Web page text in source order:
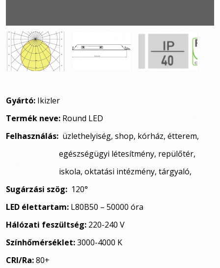
Gyártó: Ikizler
Termék neve: Round LED
Felhasználás: üzlethelyiség, shop, kórház, étterem,
egészségügyi létesítmény, repülőtér,
iskola, oktatási intézmény, tárgyaló,
Sugárzási szög: 120°
LED élettartam: L80B50 – 50000 óra
Hálózati feszültség: 220-240 V
Színhőmérséklet:3000-4000 K
CRI/Ra:80+